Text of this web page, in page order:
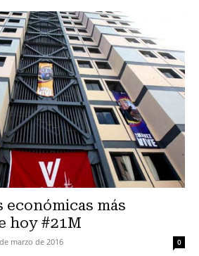
económicas más
hoy #21M
marzo de 2016 0